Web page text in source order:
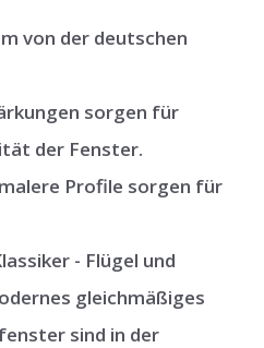
von der deutschen
sorgen für
der Fenster.
Profile sorgen für
- Flügel und
gleichmäßiges
sind in der